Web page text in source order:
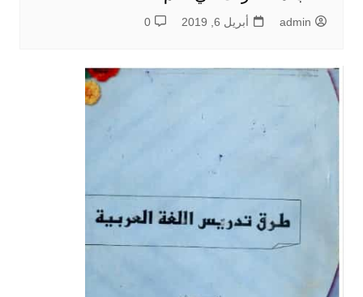
admin أبريل 6, 2019 0